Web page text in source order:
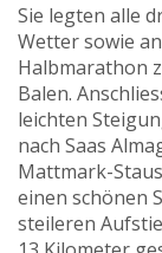
Sie legten alle
Wetter sowie
Halbmarathon
Balen.
leichten
nach Saas
Mattmark-
einen schönen
steileren